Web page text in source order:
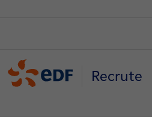
Recrute